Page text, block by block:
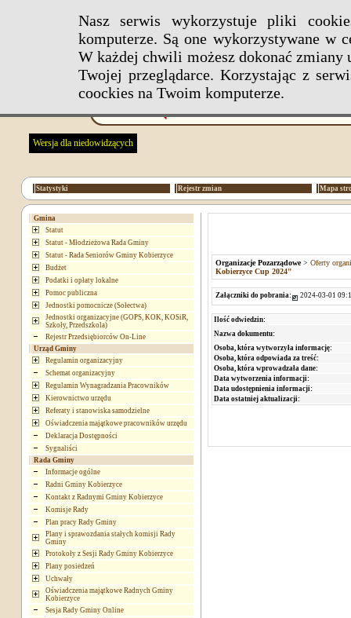
Nasz serwis wykorzystuje pliki
komputerze. Są one wykorzystywane w
W każdej chwili możesz dokonać
Twojej przeglądarce. Korzystając z
coockies na Twoim komputerze.
Wersja dla niedowidzących
Statystyki Rejestr zmian Mapa
Gmina
Statut
Statut - Młodzieżowa Rada Gminy
Statut - Rada Seniorów Gminy Kobierzyce
Budżet
Podatki i opłaty lokalne
Pomoc publiczna
Jednostki pomocnicze (Sołectwa)
Jednostki organizacyjne (GOPS, KOK, KOSiR,
Szkoły, Przedszkola)
Rejestr Przedsiębiorców On-Line
Urząd Gminy
Regulamin organizacyjny
Schemat organizacyjny
Regulamin Wynagradzania Pracowników
Kierownictwo urzędu
Referaty i stanowiska samodzielne
Oświadczenia majątkowe pracowników urzędu
Deklaracja Dostępności
Sygnaliści
Rada Gminy
Informacje ogólne
Radni Gminy Kobierzyce
Kontakt z Radnymi Gminy Kobierzyce
Komisje Rady
Plan pracy Rady Gminy
Plany i sprawozdania stałych komisji Rady
Gminy
Protokoły z Sesji Rady Gminy Kobierzyce
Plany posiedzeń
Uchwały
Oświadczenia majątkowe Radnych Gminy
Kobierzyce
Sesja Rady Gminy Online
Organizacje Pozarządowe> Oferty
Kobierzyce Cup 2024"
Załączniki do pobrania: 2024-03-01
Ilość odwiedzin:
Nazwa dokumentu:
Osoba, która wytworzyła informację:
Osoba, która odpowiada za treść:
Osoba, która wprowadzała dane:
Data wytworzenia informacji:
Data udostępnienia informacji:
Data ostatniej aktualizacji: